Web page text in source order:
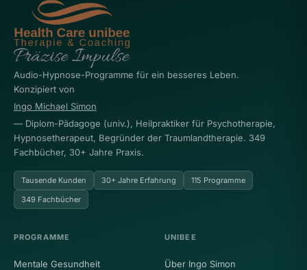
Audio-Hypnose-Programme für ein besseres Leben.
Konzipiert von
Ingo Michael Simon
— Diplom-Pädagoge (univ.), Heilpraktiker für Psychotherapie,
Hypnosetherapeut, Begründer der Traumlandtherapie. 349
Fachbücher, 30+ Jahre Praxis.
Tausende Kunden 30+ Jahre Erfahrung
115 Programme
349 Fachbücher
PROGRAMME
Mentale Gesundheit
UNIBEE
Über Ingo Simon